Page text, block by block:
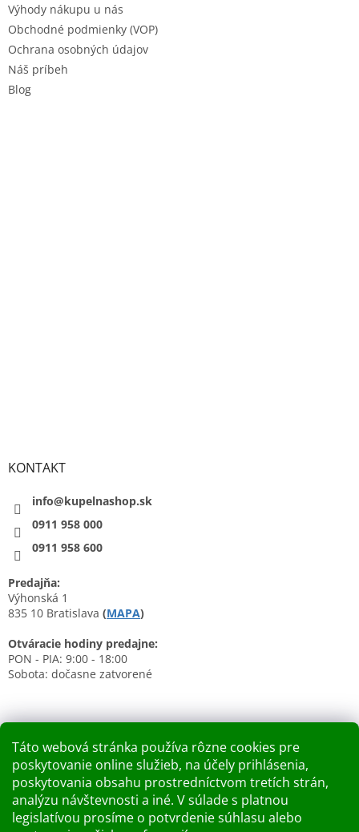
Táto webová stránka používa rôzne cookies pre
poskytovanie online služieb, na účely prihlásenia,
poskytovania obsahu prostredníctvom tretích strán,
analýzu návštevnosti a iné. V súlade s platnou
legislatívou prosíme o potvrdenie súhlasu alebo
Výhody nákupu u nás
Obchodné podmienky (VOP)
Ochrana osobných údajov
Náš príbeh
Blog
KONTAKT
info@kupelnashop.sk
0911 958 000
0911 958 600
Predajňa:
Výhonská 1
835 10 Bratislava (MAPA)
Otváracie hodiny predajne:
PON - PIA: 9:00 - 18:00
Sobota: dočasne zatvorené
Nákupný košík
0KS / 0 €